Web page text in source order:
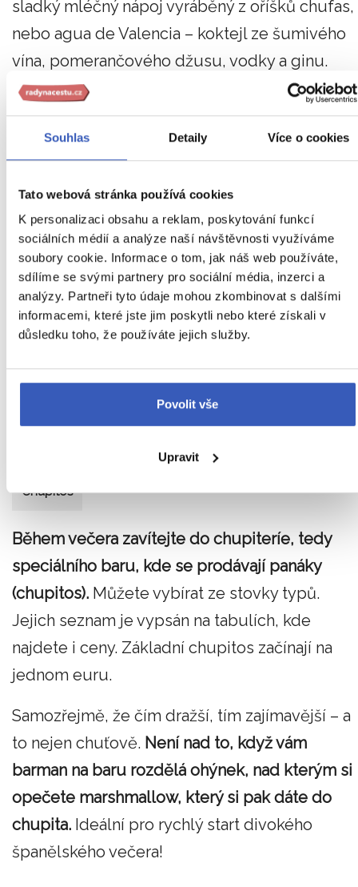
Souhlas Detaily Více o cookies
Tato webová stránka používá cookies
K personalizaci obsahu a reklam, poskytování funkcí
sociálních médií a analýze naší návštěvnosti využíváme
soubory cookie. Informace o tom, jak náš web používáte,
sdílíme se svými partnery pro sociální média, inzerci a
analýzy. Partneři tyto údaje mohou zkombinovat s dalšími
informacemi, které jste jim poskytli nebo které získali v
důsledku toho, že používáte jejich služby.
Povolit vše
Upravit
sladký mléčný nápoj vyráběný z oříšků chufas,
nebo agua de Valencia – koktejl ze šumivého
vína, pomerančového džusu, vodky a ginu.
5.tip: Když chcete něco
ostřejšího a noc je ještě
mladá...
Chupitos
Během večera zavítejte do chupiteríe, tedy
speciálního baru, kde se prodávají panáky
(chupitos). Můžete vybírat ze stovky typů.
Jejich seznam je vypsán na tabulích, kde
najdete i ceny. Základní chupitos začínají na
jednom euru.
Samozřejmě, že čím dražší, tím zajímavější – a
to nejen chuťově. Není nad to, když vám
barman na baru rozdělá ohýnek, nad kterým si
opečete marshmallow, který si pak dáte do
chupita. Ideální pro rychlý start divokého
španělského večera!